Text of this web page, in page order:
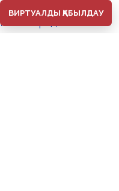
соңғы еңбектеріне
тоғыстырады. 🔸Павел
ВИРТУАЛДЫ ҚАБЫЛДАУ